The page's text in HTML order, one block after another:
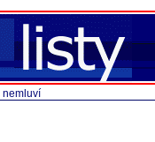
nemluví